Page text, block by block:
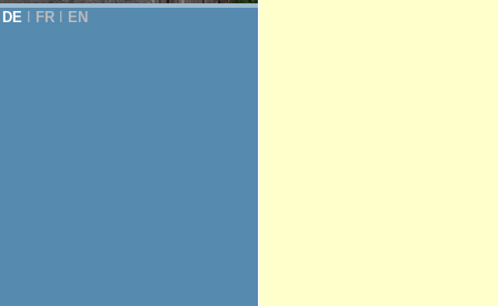
DE FR EN